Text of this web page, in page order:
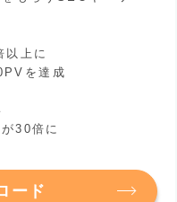
以上に
を達成
30倍に
ード